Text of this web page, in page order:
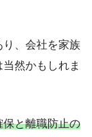
り、会社を家族
然かもしれま
と離職防止の